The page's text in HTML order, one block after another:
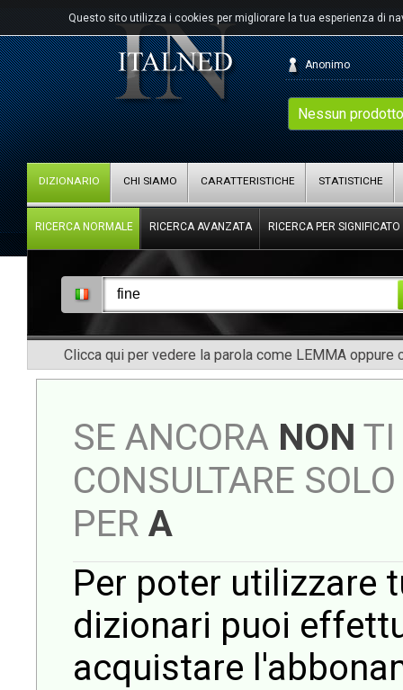
Questo sito utilizza i cookies per migliorare la tua esperienza di
Nessun
Anonimo
DIZIONARIO CHI SIAMO CARATTERISTICHE STATISTICHE
RICERCA NORMALE RICERCA AVANZATA RICERCA PER SIGNIFICATO
Clicca qui per vedere la parola come LEMMA oppure
SE ANCORA NON TI
CONSULTARE
PER A
Per poter utilizzare
dizionari puoi
acquistare